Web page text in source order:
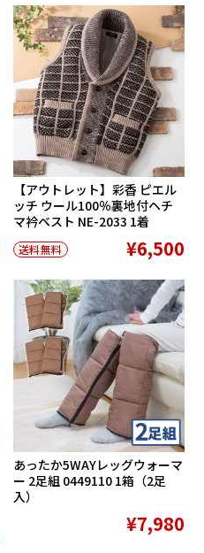
【アウトレット】彩香 ピエル
ッチ ウール100％裏地付ヘチ
マ衿ベスト NE-2033 1着
送料無料 ¥6,500
あったか5WAYレッグウォーマ
ー 2足組 0449110 1箱（2足
入）
¥7,980